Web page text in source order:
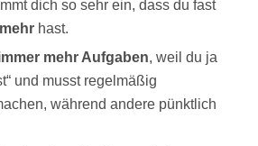
dich so sehr ein, dass du fast
hast.
mehr Aufgaben, weil du ja
und musst regelmäßig
während andere pünktlich